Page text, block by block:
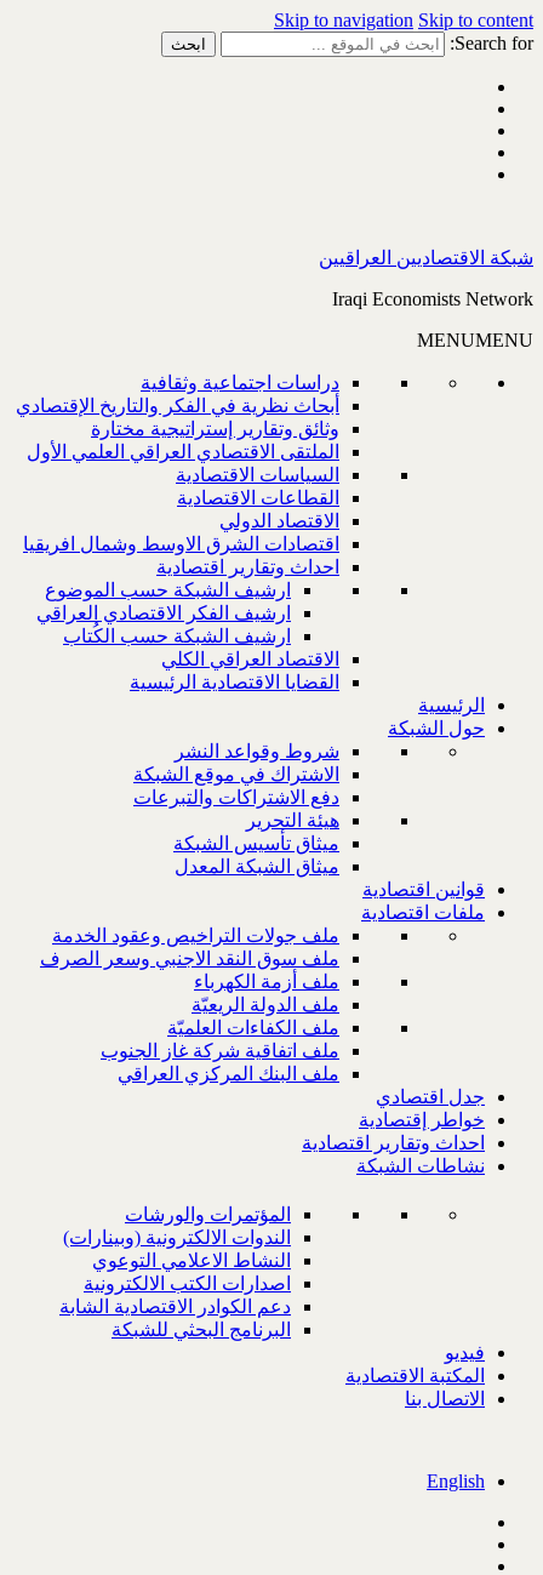
Skip to navigation Skip to content
Search for:
شبكة الاقتصاديين العراقيين
Iraqi Economists Network
MENUMENU
دراسات اجتماعية وثقافية
أبحاث نظرية في الفكر والتاريخ الإقتصادي
وثائق وتقارير إستراتيجية مختارة
الملتقى الاقتصادي العراقي العلمي الأول
السياسات الاقتصادية
القطاعات الاقتصادية
الاقتصاد الدولي
اقتصادات الشرق الاوسط وشمال افريقيا
احداث وتقارير اقتصادية
ارشيف الشبكة حسب الموضوع
ارشيف الفكر الاقتصادي العراقي
ارشيف الشبكة حسب الكُتاب
الاقتصاد العراقي الكلي
القضايا الاقتصادية الرئيسية
الرئيسية
حول الشبكة
شروط وقواعد النشر
الاشتراك في موقع الشبكة
دفع الاشتراكات والتبرعات
هيئة التحرير
ميثاق تأسيس الشبكة
ميثاق الشبكة المعدل
قوانين اقتصادية
ملفات اقتصادية
ملف جولات التراخيص وعقود الخدمة
ملف سوق النقد الاجنبي وسعر الصرف
ملف أزمة الكهرباء
ملف الدولة الريعيّة
ملف الكفاءات العلميّة
ملف اتفاقية شركة غاز الجنوب
ملف البنك المركزي العراقي
جدل اقتصادي
خواطر إقتصادية
احداث وتقارير اقتصادية
نشاطات الشبكة
المؤتمرات والورشات
الندوات الالكترونية (وبينارات)
النشاط الاعلامي التوعوي
اصدارات الكتب الالكترونية
دعم الكوادر الاقتصادية الشابة
البرنامج البحثي للشبكة
فيديو
المكتبة الاقتصادية
الاتصال بنا
English